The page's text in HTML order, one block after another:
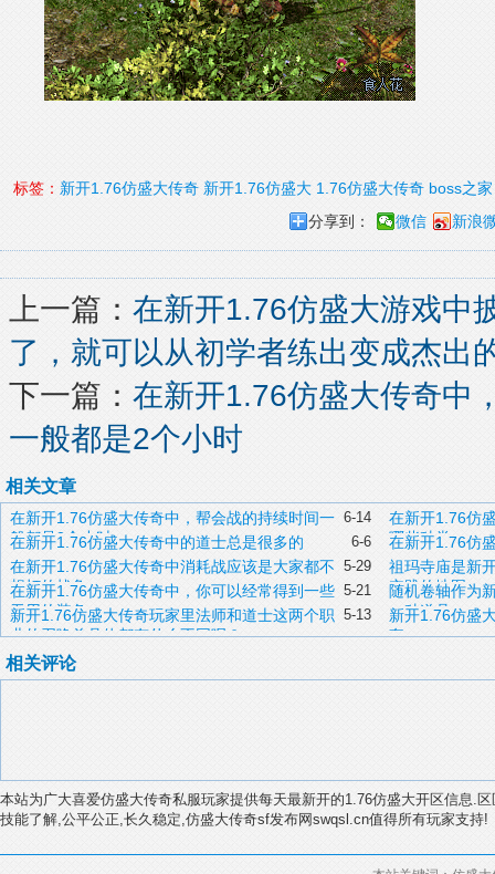
标签： 新开1.76仿盛大传奇 新开1.76仿盛大 1.76仿盛大传奇 boss之家
分享到：
微信 新浪
上一篇： 在新开1.76仿盛大游戏中
了，就可以从初学者练出变成杰出
下一篇： 在新开1.76仿盛大传奇中
一般都是2个小时
相关文章
6-14
在新开1.76仿盛大传奇中，帮会战的持续时间一
般都是2个小时
在新开1.76仿
哪些种类
6-6
在新开1.76仿盛大​传奇中的道士总是很多的 在新开1.76仿
5-29
在新开1.76仿盛大传奇中消耗战应该是大家都不
想打的战争
祖玛寺庙是新
实践的地图
5-21
在新开1.76仿盛大传奇中，你可以经常得到一些
无用的装备
随机卷轴作为
一种道具
5-13
新开1.76仿盛大传奇玩家里法师和道士这两个职
业的召唤兽具体都有什么不同呢？
新开1.76仿盛
套
相关评论
本站为广大喜爱仿盛大传奇私服玩家提供每天最新开的1.76仿盛大开区信息.
技能了解,公平公正,长久稳定,仿盛大传奇sf发布网swqsl.cn值得所有玩家支持!